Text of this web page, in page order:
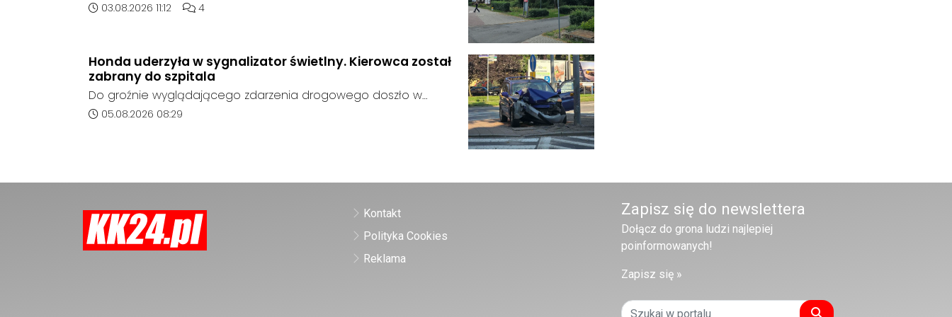
Ogólnokształcących w Kędzierzynie-Koźlu zakończył się bez
oferent.
Data dodania artykułu:
03.08.2026 11:12 Liczba komentarzy artykułu:
4
Honda uderzyła w sygnalizator świetlny. Kierowca został
zabrany do szpitala
Do groźnie wyglądającego zdarzenia drogowego doszło w
środę rano w Koźlu. Około godziny 6:30 kierujący samochodem
Data dodania artykułu:
05.08.2026 08:29
Kontakt
Polityka Cookies
Reklama
Zapisz się do newslettera
Dołącz do grona ludzi najlepiej
poinformowanych!
Zapisz się »